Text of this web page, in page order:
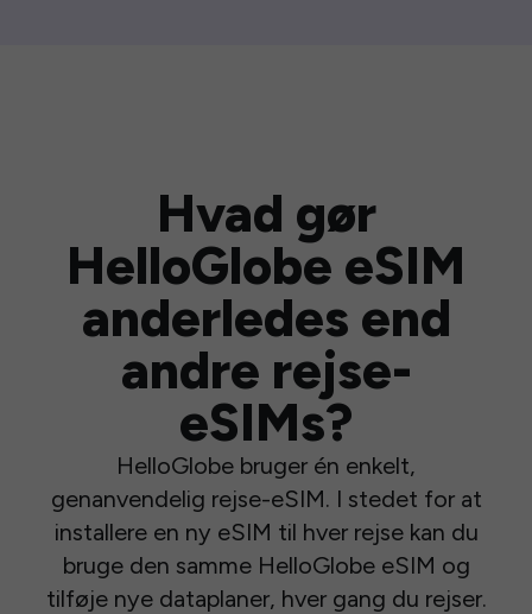
Hvad gør
HelloGlobe eSIM
anderledes end
andre rejse-
eSIMs?
HelloGlobe bruger én enkelt,
genanvendelig rejse-eSIM. I stedet for at
installere en ny eSIM til hver rejse kan du
bruge den samme HelloGlobe eSIM og
tilføje nye dataplaner, hver gang du rejser.